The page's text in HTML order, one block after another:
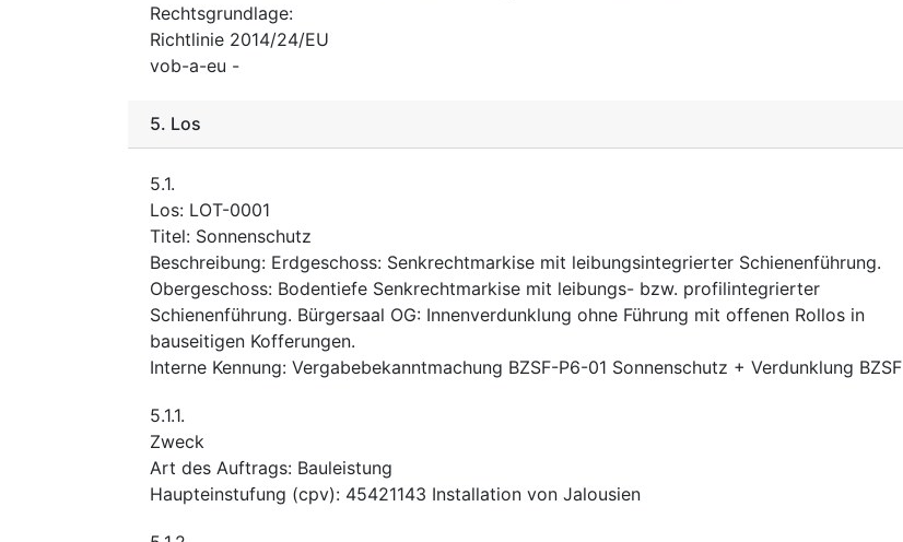
Rechtsgrundlage:
Richtlinie 2014/24/EU
vob-a-eu -
5. Los
5.1.
Los: LOT-0001
Titel: Sonnenschutz
Beschreibung: Erdgeschoss: Senkrechtmarkise mit leibungsintegrierter Schienenführung.
Obergeschoss: Bodentiefe Senkrechtmarkise mit leibungs- bzw. profilintegrierter
Schienenführung. Bürgersaal OG: Innenverdunklung ohne Führung mit offenen Rollos in
bauseitigen Kofferungen.
Interne Kennung: Vergabebekanntmachung BZSF-P6-01 Sonnenschutz + Verdunklung BZSF
5.1.1.
Zweck
Art des Auftrags: Bauleistung
Haupteinstufung (cpv): 45421143 Installation von Jalousien